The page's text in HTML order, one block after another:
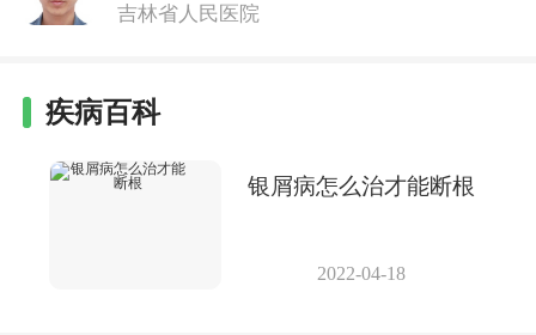
吉林省人民医院
疾病百科
银屑病怎么治才能断根
2022-04-18